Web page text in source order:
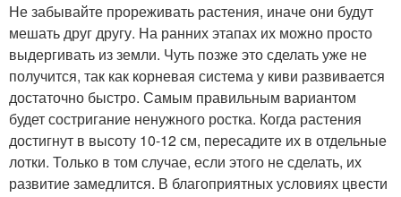
Не забывайте прореживать растения, иначе они будут
мешать друг другу. На ранних этапах их можно просто
выдергивать из земли. Чуть позже это сделать уже не
получится, так как корневая система у киви развивается
достаточно быстро. Самым правильным вариантом
будет состригание ненужного ростка. Когда растения
достигнут в высоту 10-12 см, пересадите их в отдельные
лотки. Только в том случае, если этого не сделать, их
развитие замедлится. В благоприятных условиях цвести